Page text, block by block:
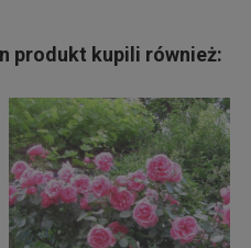
produkt kupili również: